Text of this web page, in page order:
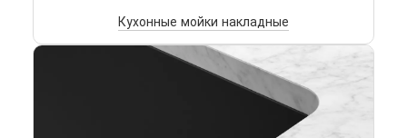
Кухонные мойки накладные